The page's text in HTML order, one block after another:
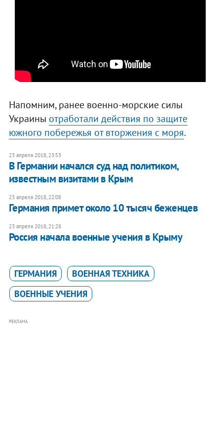
Напомним, ранее военно-морские силы
Украины отработали действия по защите
южного побережья от вторжения с моря.
23 апреля 2018, 23:53
В Германии начался суд над политиком,
известным визитами в Крым
23 апреля 2018, 22:08
Германия примет около 10 тысяч беженцев
23 апреля 2018, 21:28
Россия начала военные учения в Крыму
ГЕРМАНИЯ
ВОЕННАЯ ТЕХНИКА
ВОЕННЫЕ УЧЕНИЯ
РЕКЛАМА